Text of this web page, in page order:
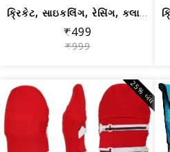
ક્રિકેટ, સાઇકલિંગ, રેસિંગ, ક્લાઇમ્બીં...
₹499
₹999
25% બંધ